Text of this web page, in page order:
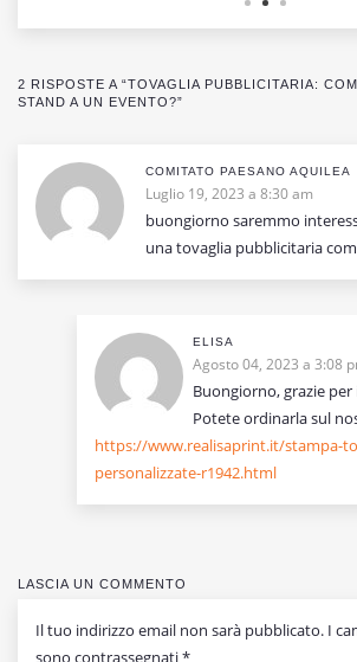
2 RISPOSTE A “TOVAGLIA PUBBLICITARIA:
STAND A UN EVENTO?”
COMITATO PAESANO AQUILEA
Luglio 19, 2023 a 8:30 am
buongiorno saremmo
una tovaglia pubblicitaria
ELISA
Agosto 04, 2023 a 3:08
Buongiorno, grazie per
Potete ordinarla sul
https://www.realisaprint.it/stampa-
personalizzate-r1942.html
LASCIA UN COMMENTO
Il tuo indirizzo email non sarà pubblicato. I
sono contrassegnati*